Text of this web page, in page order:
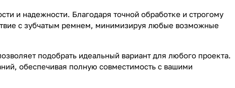
и надежности. Благодаря точной обработке и строгому
с зубчатым ремнем, минимизируя любые возможные
подобрать идеальный вариант для любого проекта.
обеспечивая полную совместимость с вашими